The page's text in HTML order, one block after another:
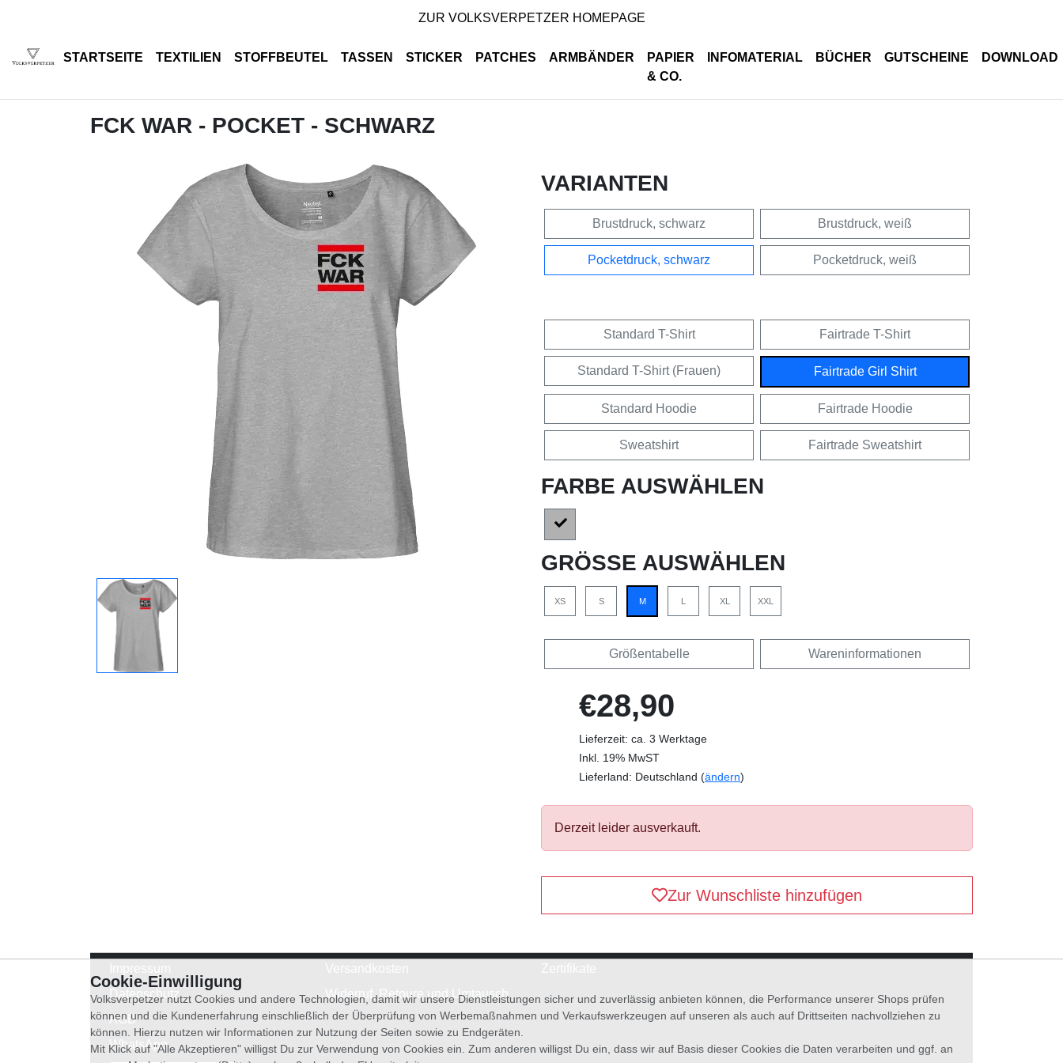
ZUR VOLKSVERPETZER HOMEPAGE
STARTSEITE TEXTILIEN STOFFBEUTEL TASSEN STICKER PATCHES ARMBÄNDER
PAPIER
& CO.
INFOMATERIAL BÜCHER GUTSCHEINE DOWNLOAD
FCK WAR - POCKET - SCHWARZ
VARIANTEN
Brustdruck, schwarz Brustdruck, weiß
Pocketdruck, schwarz Pocketdruck, weiß
Standard T-Shirt Fairtrade T-Shirt
Standard T-Shirt (Frauen) Fairtrade Girl Shirt
Standard Hoodie Fairtrade Hoodie
Sweatshirt Fairtrade Sweatshirt
FARBE AUSWÄHLEN
GRÖSSE AUSWÄHLEN
XS S M L XL XXL
Größentabelle Wareninformationen
€28,90
Lieferzeit: ca. 3 Werktage
Inkl. 19% MwST
Lieferland: Deutschland (ändern)
Derzeit leider ausverkauft.
Zur Wunschliste hinzufügen
Datenschutz
AGB
WhatsApp
Widerruf, Retoure und Umtausch
Cookie-Einwilligung
Volksverpetzer nutzt Cookies und andere Technologien, damit wir unsere Dienstleistungen sicher und zuverlässig anbieten können, die Performance unserer Shops prüfen
können und die Kundenerfahrung einschließlich der Überprüfung von Werbemaßnahmen und Verkaufswerkzeugen auf unseren als auch auf Drittseiten nachvollziehen zu
können. Hierzu nutzen wir Informationen zur Nutzung der Seiten sowie zu Endgeräten.
Mit Klick auf "Alle Akzeptieren" willigst Du zur Verwendung von Cookies ein. Zum anderen willigst Du ein, dass wir auf Basis dieser Cookies die Daten verarbeiten und ggf. an